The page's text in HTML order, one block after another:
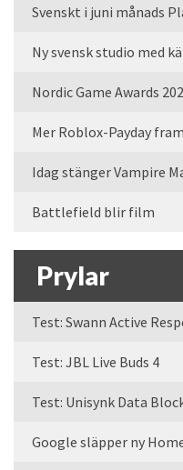
Svenskt i juni månads
Ny svensk studio med
Nordic Game Awards
Mer Roblox-Payday
Idag stänger Vampire
Battlefield blir film
Prylar
Test: Swann Active
Test: JBL Live Buds 4
Test: Unisynk Data
Google släpper ny